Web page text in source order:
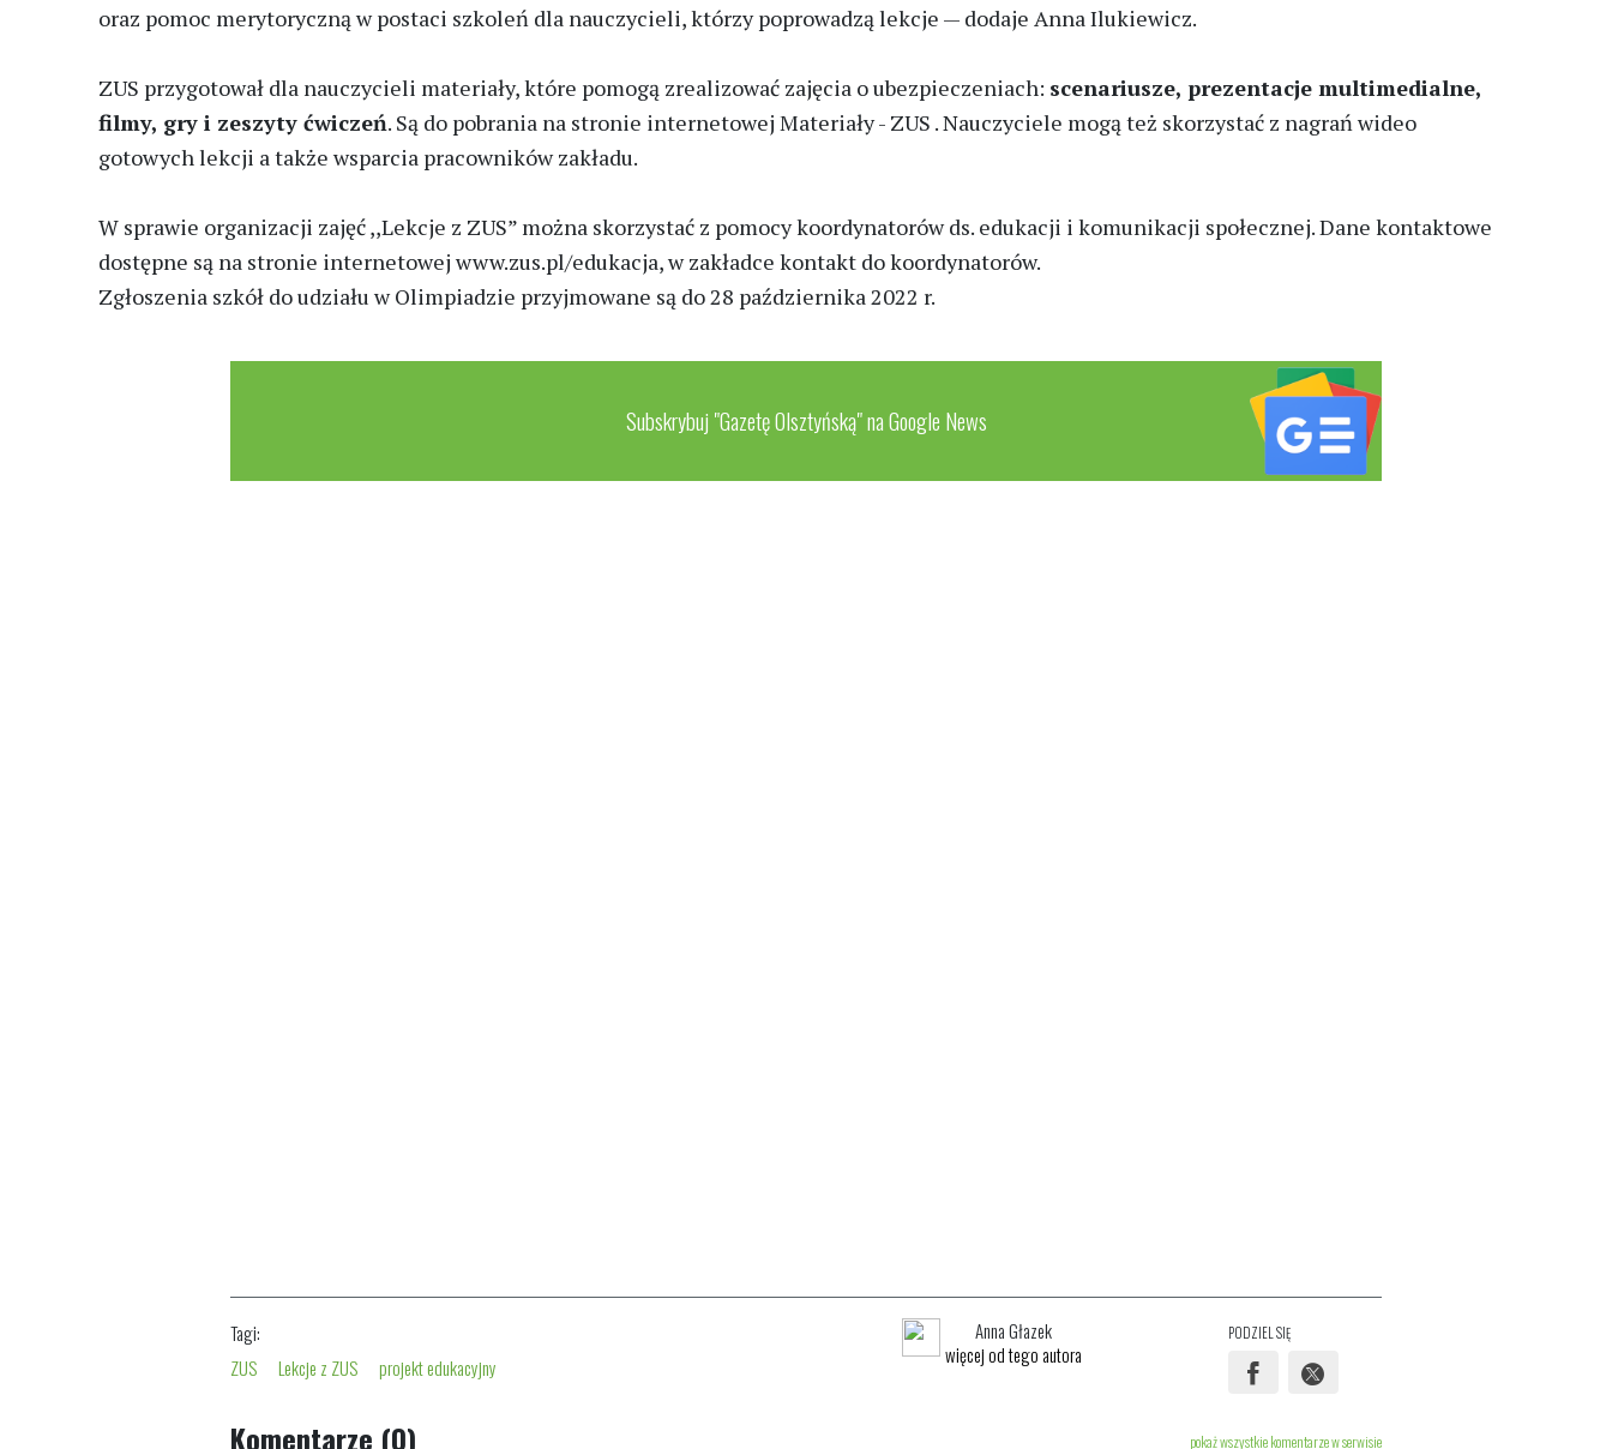
oraz pomoc merytoryczną w postaci szkoleń dla nauczycieli, którzy poprowadzą lekcje — dodaje Anna Ilukiewicz.
ZUS przygotował dla nauczycieli materiały, które pomogą zrealizować zajęcia o ubezpieczeniach: scenariusze, prezentacje multimedialne,
filmy, gry i zeszyty ćwiczeń. Są do pobrania na stronie internetowej Materiały - ZUS . Nauczyciele mogą też skorzystać z nagrań wideo
gotowych lekcji a także wsparcia pracowników zakładu.
W sprawie organizacji zajęć ,,Lekcje z ZUS” można skorzystać z pomocy koordynatorów ds. edukacji i komunikacji społecznej. Dane kontaktowe
dostępne są na stronie internetowej www.zus.pl/edukacja, w zakładce kontakt do koordynatorów.
Zgłoszenia szkół do udziału w Olimpiadzie przyjmowane są do 28 października 2022 r.
Subskrybuj "Gazetę Olsztyńską" na Google News
Tagi:
ZUS
Lekcje z ZUS projekt edukacyjny
Anna Głazek
więcej od tego autora
PODZIEL SIĘ
Komentarze (0) pokaż wszystkie komentarze w serwisie